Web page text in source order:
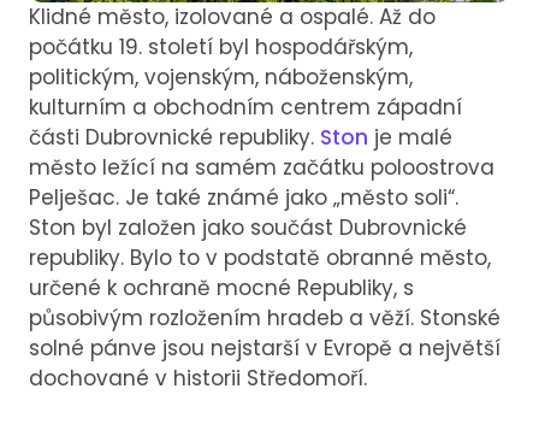
Klidné město, izolované a ospalé. Až do
počátku 19. století byl hospodářským,
politickým, vojenským, náboženským,
kulturním a obchodním centrem západní
části Dubrovnické republiky. Ston je malé
město ležící na samém začátku poloostrova
Pelješac. Je také známé jako „město soli“.
Ston byl založen jako součást Dubrovnické
republiky. Bylo to v podstatě obranné město,
určené k ochraně mocné Republiky, s
působivým rozložením hradeb a věží. Stonské
solné pánve jsou nejstarší v Evropě a největší
dochované v historii Středomoří.